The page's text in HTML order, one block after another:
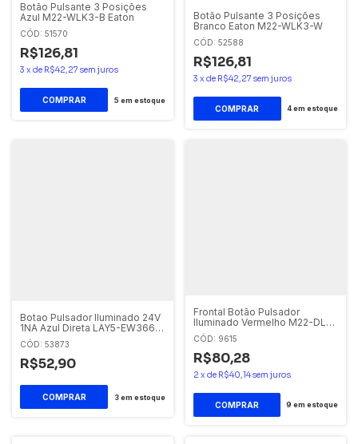
Botão Pulsante 3 Posições
Azul M22-WLK3-B Eaton
CÓD: 51570
R$126,81
3 x de R$42,27 sem juros
5 em estoque
Botão Pulsante 3 Posições
Branco Eaton M22-WLK3-W
CÓD: 52588
R$126,81
3 x de R$42,27 sem juros
4em estoque
Botao Pulsador Iluminado 24V
1NA Azul Direta LAY5-EW3661
Eletriza
CÓD: 53873
R$52,90
3em estoque
Frontal Botão Pulsador
Iluminado Vermelho M22-DL-R
Eaton
CÓD: 9615
R$80,28
2 x de R$40,14sem juros
9 em estoque